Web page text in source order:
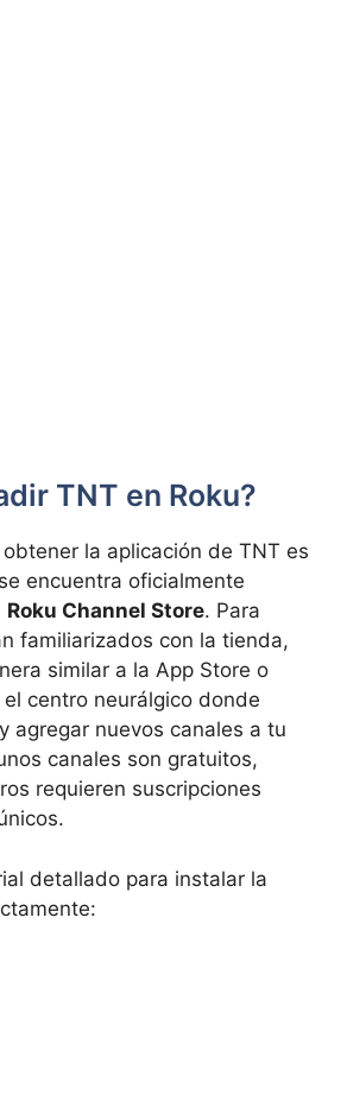
TNT en Roku?
la aplicación de TNT es
encuentra oficialmente
Roku Channel Store. Para
familiarizados con la tienda,
similar a la App Store o
el centro neurálgico donde
agregar nuevos canales a tu
canales son gratuitos,
requieren suscripciones
detallado para instalar la